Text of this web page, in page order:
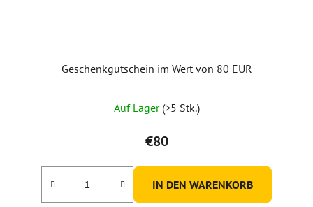
Geschenkgutschein im Wert von 80 EUR
Auf Lager (>5 Stk.)
€80
IN DEN WARENKORB